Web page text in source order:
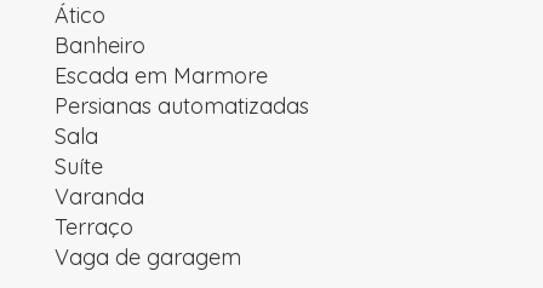
Ático
Banheiro
Escada em Marmore
Persianas automatizadas
Sala
Suíte
Varanda
Terraço
Vaga de garagem